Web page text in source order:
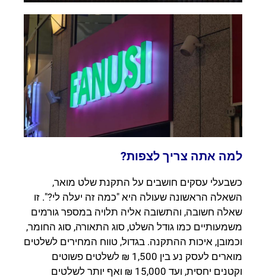
למה אתה צריך לצפות?
כשבעלי עסקים חושבים על התקנת שלט מואר,
השאלה הראשונה שעולה היא "כמה זה יעלה לי?". זו
שאלה חשובה, והתשובה אליה תלויה במספר גורמים
משמעותיים כמו גודל השלט, סוג התאורה, סוג החומר,
וכמובן, איכות ההתקנה. בגדול, טווח המחירים לשלטים
מוארים לעסק נע בין 1,500 ₪ לשלטים פשוטים
וקטנים יחסית, ועד 15,000 ₪ ואף יותר לשלטים